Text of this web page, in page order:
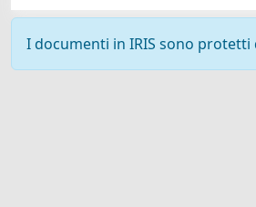
I documenti in IRIS sono